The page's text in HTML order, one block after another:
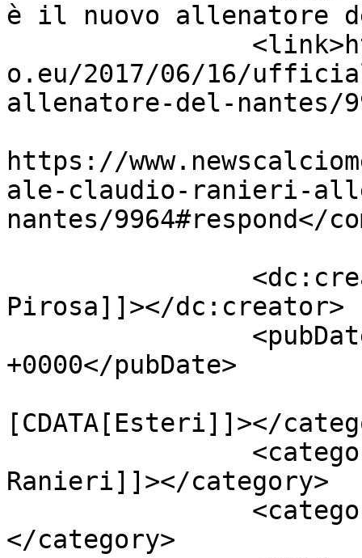
è il nuovo allenatore
o.eu/2017/06/16/
allenatore-del-nantes/
https://
ale-claudio-ranieri-
nantes/9964#respond</
Pirosa]]></dc:creator>
+0000</pubDate>
[CDATA[Esteri]]></
Ranieri]]></category>
</category>